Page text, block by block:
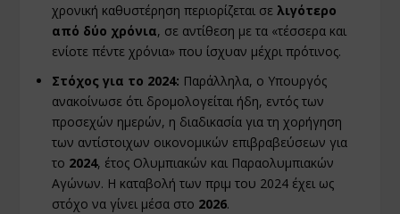
χρονική καθυστέρηση περιορίζεται σελιγότερο
από δύο χρόνια, σε αντίθεση με τα «τέσσερα και
ενίοτε πέντε χρόνια» που ίσχυαν μέχρι πρότινος.
Στόχος για το 2024: Παράλληλα, ο Υπουργός
ανακοίνωσε ότι δρομολογείται ήδη, εντός των
προσεχών ημερών, η διαδικασία για τη χορήγηση
των αντίστοιχων οικονομικών επιβραβεύσεων για
το 2024, έτος Ολυμπιακών και Παραολυμπιακών
Αγώνων. Η καταβολή των πριμ του 2024 έχει ως
στόχο να γίνει μέσα στο 2026.